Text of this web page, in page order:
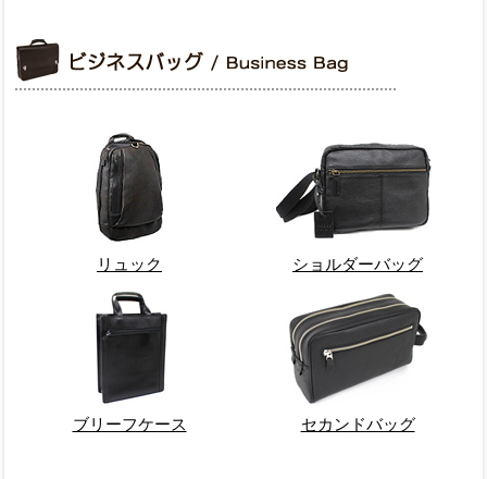
リュック ショルダーバッグ
ブリーフケース セカンドバッグ